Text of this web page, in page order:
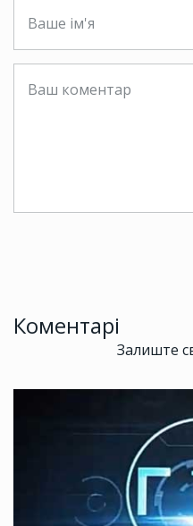
Коментарі
Залиште